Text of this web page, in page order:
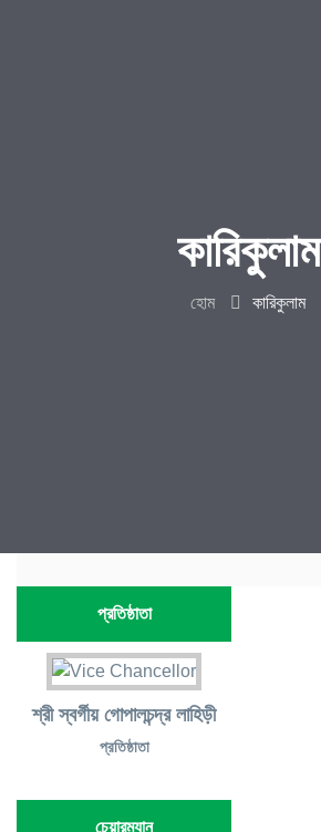
কারিকুলাম
হোম কারিকুলাম
প্রতিষ্ঠাতা
শ্রী স্বর্গীয় গোপালচন্দ্র লাহিড়ী
প্রতিষ্ঠাতা
চেয়ারম্যান